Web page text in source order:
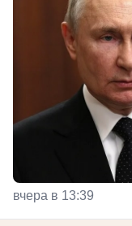
вчера в 13:39